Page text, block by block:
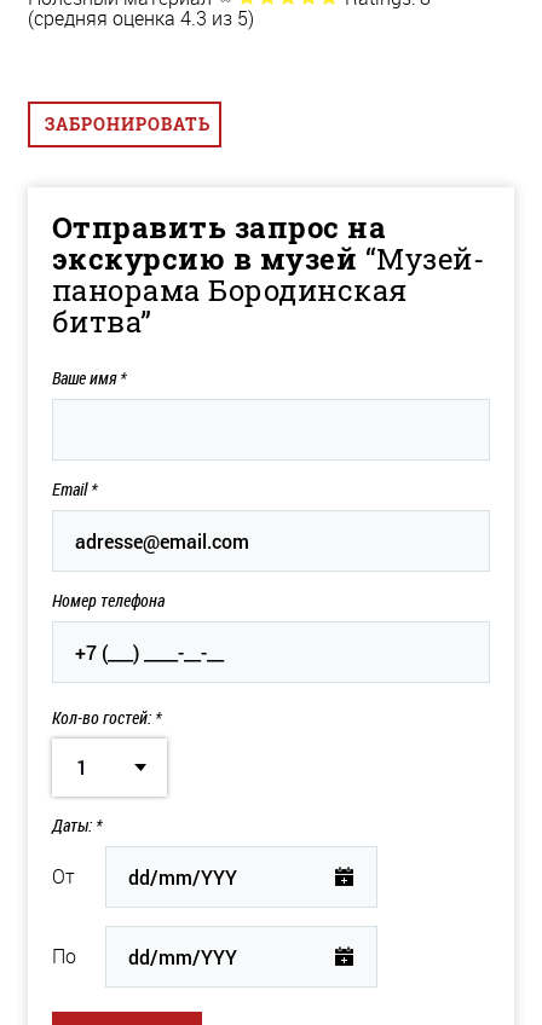
(средняя оценка 4.3 из 5)
ЗАБРОНИРОВАТЬ
Отправить запрос на
экскурсию в музей “Музей-
панорама Бородинская
битва”
Ваше имя*
Email*
Номер телефона
Кол-во гостей: *
1
Даты: *
От
По